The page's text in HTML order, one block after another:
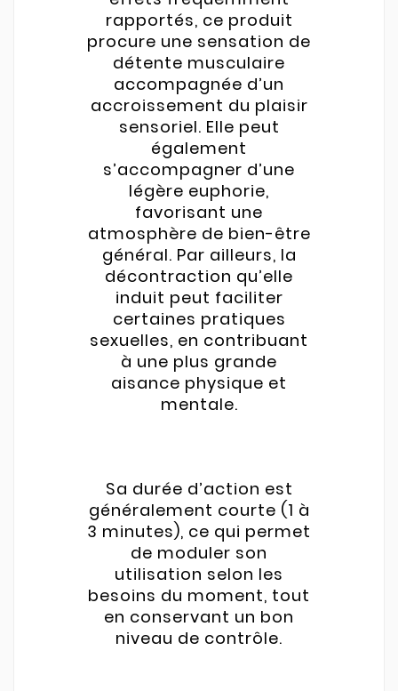
rapportés, ce produit
procure une sensation de
détente musculaire
accompagnée d’un
accroissement du plaisir
sensoriel. Elle peut
également
s’accompagner d’une
légère euphorie,
favorisant une
atmosphère de bien-être
général. Par ailleurs, la
décontraction qu’elle
induit peut faciliter
certaines pratiques
sexuelles, en contribuant
à une plus grande
aisance physique et
mentale.
Sa durée d’action est
généralement courte (1 à
3 minutes), ce qui permet
de moduler son
utilisation selon les
besoins du moment, tout
en conservant un bon
niveau de contrôle.